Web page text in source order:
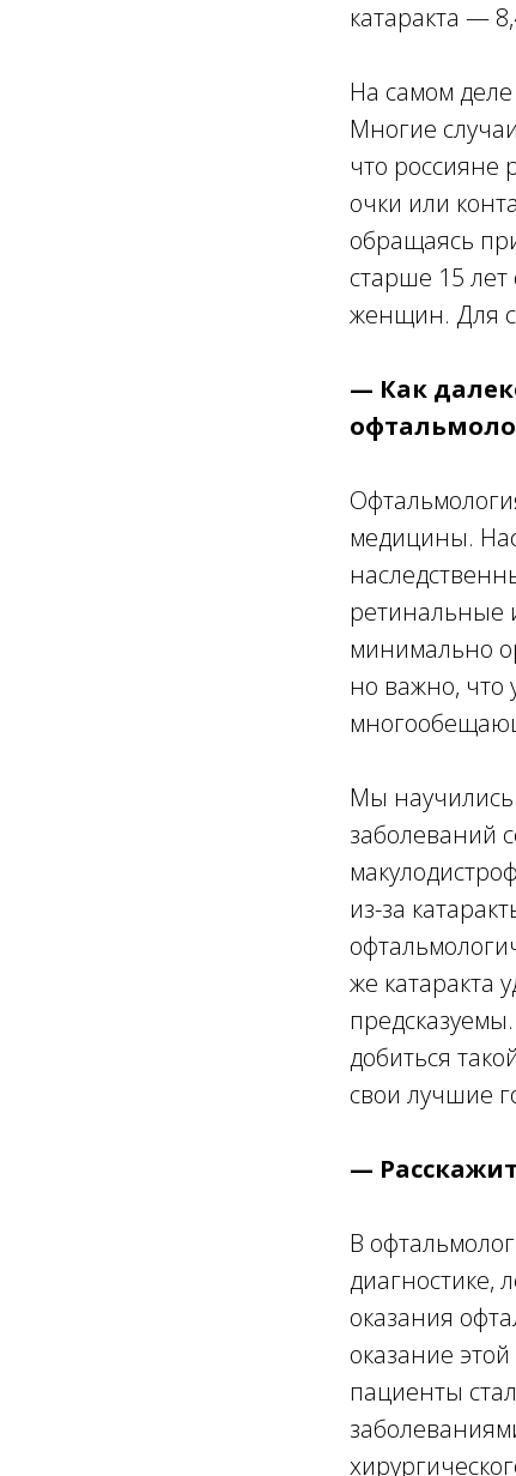
катаракта —
На самом
Многие
что россияне
очки или
обращаясь
старше 15
женщин. Для
— Как
медицины.
ретинальные
минимально
но важно, что
Мы научились
заболеваний
из-за
же катаракта
добиться
свои лучшие
—
В
диагностике,
оказания
оказание
пациенты